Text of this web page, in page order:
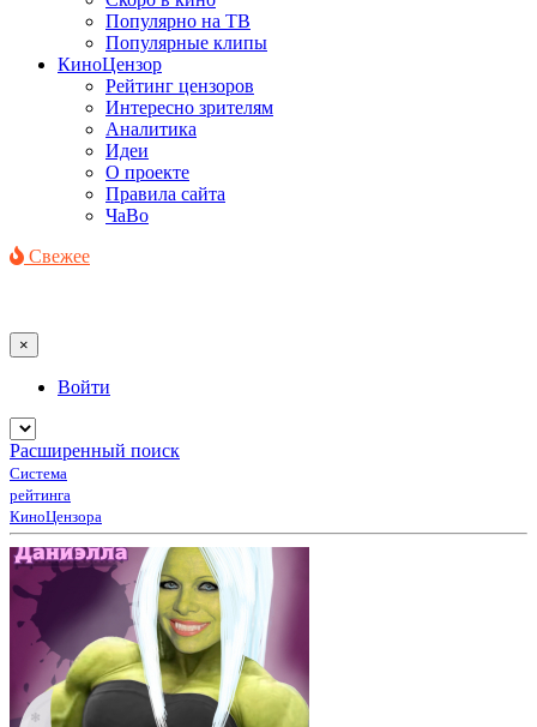
Популярно на ТВ
Популярные клипы
КиноЦензор
Рейтинг цензоров
Интересно зрителям
Аналитика
Идеи
О проекте
Правила сайта
ЧаВо
Свежее
×
Войти
Расширенный поиск
Система
рейтинга
КиноЦензора